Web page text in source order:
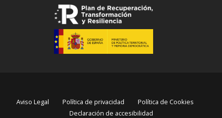
Aviso Legal Política de privacidad
Política de Cookies
Declaración de accesibilidad